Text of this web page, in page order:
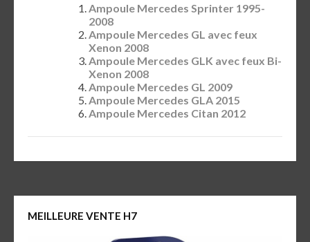
Ampoule Mercedes Sprinter 1995-
2008
Ampoule Mercedes GL avec feux
Xenon 2008
Ampoule Mercedes GLK avec feux Bi-
Xenon 2008
Ampoule Mercedes GL 2009
Ampoule Mercedes GLA 2015
Ampoule Mercedes Citan 2012
MEILLEURE VENTE H7